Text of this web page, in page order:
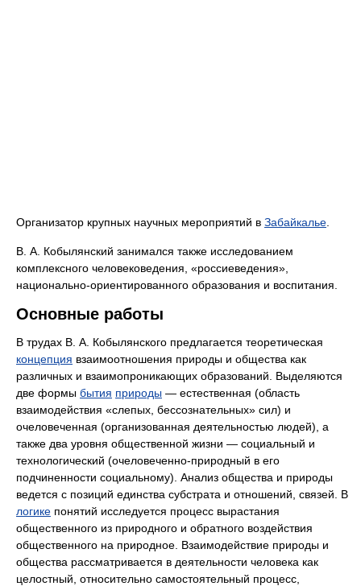
Организатор крупных научных мероприятий в Забайкалье
В. А. Кобылянский занимался также исследованием
комплексного человековедения, «россиеведения»,
национально-ориентированного образования и воспитания.
Основные работы
В трудах В. А. Кобылянского предлагается теоретическая
концепция взаимоотношения природы и общества как
различных и взаимопроникающих образований. Выделяются
две формы бытия природы — естественная (область
взаимодействия «слепых, бессознательных» сил) и
очеловеченная (организованная деятельностью людей), а
также два уровня общественной жизни — социальный и
технологический (очеловеченно-природный в его
подчиненности социальному). Анализ общества и природы
ведется с позиций единства субстрата и отношений, связей. В
логике понятий исследуется процесс вырастания
общественного из природного и обратного воздействия
общественного на природное. Взаимодействие природы и
общества рассматривается в деятельности человека как
целостный, относительно самостоятельный процесс,